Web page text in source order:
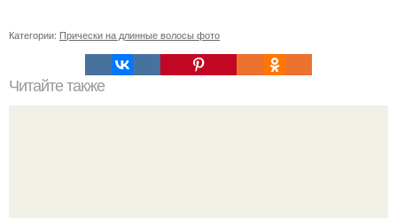
Категории: Прически на длинные волосы фото
Читайте также